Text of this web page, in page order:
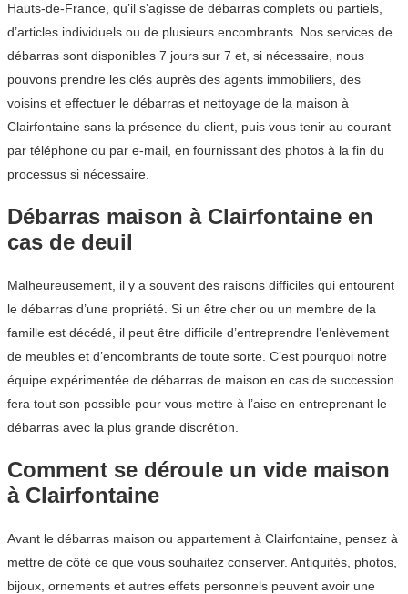
Hauts-de-France, qu’il s’agisse de débarras complets ou partiels,
d’articles individuels ou de plusieurs encombrants. Nos services de
débarras sont disponibles 7 jours sur 7 et, si nécessaire, nous
pouvons prendre les clés auprès des agents immobiliers, des
voisins et effectuer le débarras et nettoyage de la maison à
Clairfontaine sans la présence du client, puis vous tenir au courant
par téléphone ou par e-mail, en fournissant des photos à la fin du
processus si nécessaire.
Débarras maison à Clairfontaine en
cas de deuil
Malheureusement, il y a souvent des raisons difficiles qui entourent
le débarras d’une propriété. Si un être cher ou un membre de la
famille est décédé, il peut être difficile d’entreprendre l’enlèvement
de meubles et d’encombrants de toute sorte. C’est pourquoi notre
équipe expérimentée de débarras de maison en cas de succession
fera tout son possible pour vous mettre à l’aise en entreprenant le
débarras avec la plus grande discrétion.
Comment se déroule un vide maison
à Clairfontaine
Avant le débarras maison ou appartement à Clairfontaine, pensez à
mettre de côté ce que vous souhaitez conserver. Antiquités, photos,
bijoux, ornements et autres effets personnels peuvent avoir une